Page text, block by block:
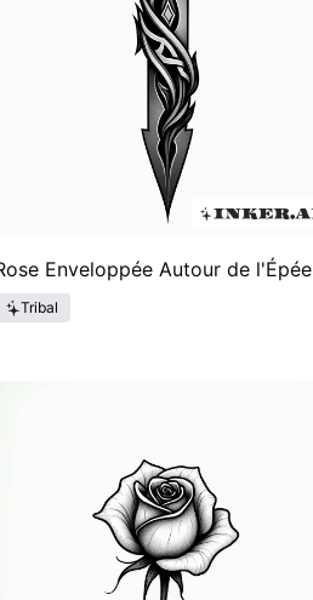
Enveloppée Autour de l'Épée
Tribal